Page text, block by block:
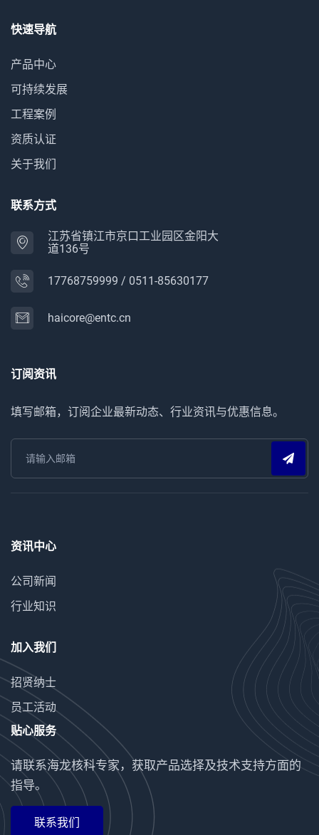
快速导航
产品中心
可持续发展
工程案例
资质认证
关于我们
联系方式
江苏省镇江市京口工业园区金阳大
道136号
17768759999 / 0511-85630177
haicore@entc.cn
订阅资讯
填写邮箱，订阅企业最新动态、行业资讯与优惠信息。
资讯中心
公司新闻
行业知识
加入我们
招贤纳士
员工活动
贴心服务
请联系海龙核科专家，获取产品选择及技术支持方面的
指导。
联系我们